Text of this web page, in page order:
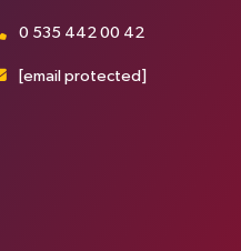
0 535 442 00 42
[email protected]